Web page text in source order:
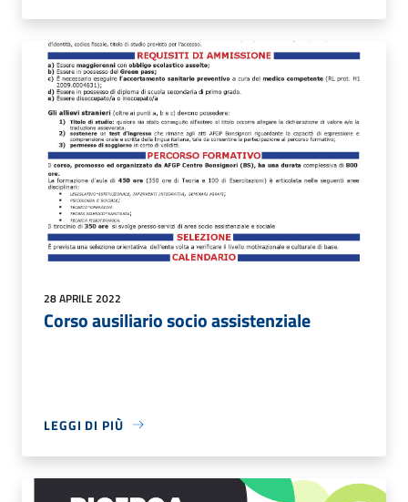
28 APRILE 2022
Corso ausiliario socio assistenziale
LEGGI DI PIÙ